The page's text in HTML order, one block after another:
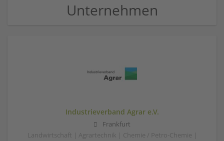
Unternehmen
Industrieverband Agrar e.V.
Frankfurt
Landwirtschaft | Agrartechnik | Chemie / Petro-Chemie |